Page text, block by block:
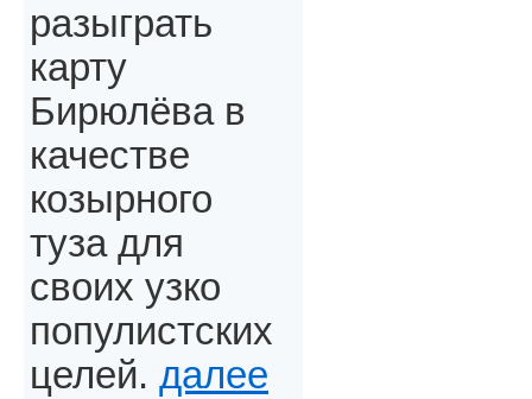
разыграть
карту
Бирюлёва в
качестве
козырного
туза для
своих узко
популистских
целей. далее